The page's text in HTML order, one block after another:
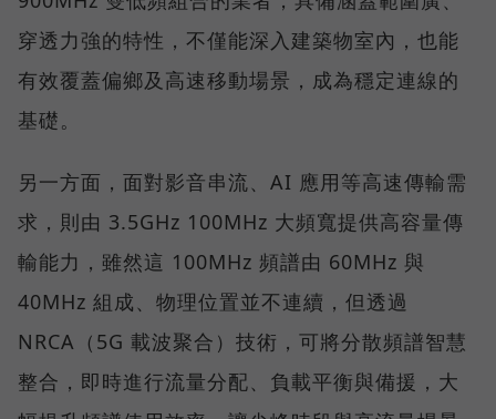
穿透力強的特性，不僅能深入建築物室內，也能
有效覆蓋偏鄉及高速移動場景，成為穩定連線的
基礎。
另一方面，面對影音串流、AI 應用等高速傳輸需
求，則由 3.5GHz 100MHz 大頻寬提供高容量傳
輸能力，雖然這 100MHz 頻譜由 60MHz 與
40MHz 組成、物理位置並不連續，但透過
NRCA（5G 載波聚合）技術，可將分散頻譜智慧
整合，即時進行流量分配、負載平衡與備援，大